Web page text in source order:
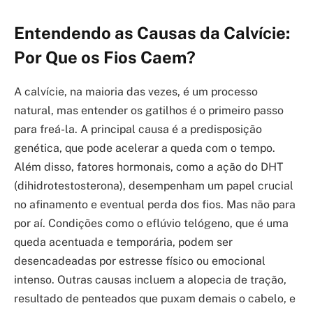
Entendendo as Causas da Calvície:
Por Que os Fios Caem?
A calvície, na maioria das vezes, é um processo
natural, mas entender os gatilhos é o primeiro passo
para freá-la. A principal causa é a predisposição
genética, que pode acelerar a queda com o tempo.
Além disso, fatores hormonais, como a ação do DHT
(dihidrotestosterona), desempenham um papel crucial
no afinamento e eventual perda dos fios. Mas não para
por aí. Condições como o eflúvio telógeno, que é uma
queda acentuada e temporária, podem ser
desencadeadas por estresse físico ou emocional
intenso. Outras causas incluem a alopecia de tração,
resultado de penteados que puxam demais o cabelo, e